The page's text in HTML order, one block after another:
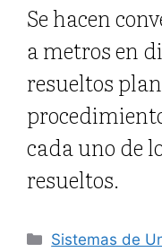
Se hacen
a metros en
resueltos
cada uno de
resueltos.
Categorías
Sistemas de